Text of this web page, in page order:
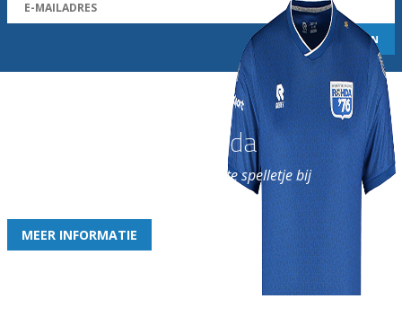
Word nu lid van Rohda
en geniet iedere week van het leukste spelletje bij
MEER INFORMATIE